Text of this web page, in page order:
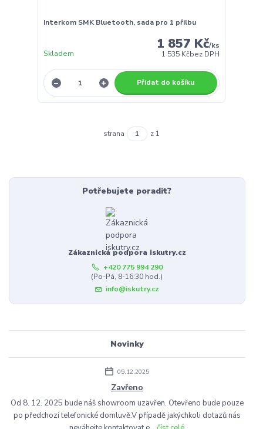
Interkom SMK Bluetooth, sada pro 1 přilbu
1 857 Kč/ks
1 535 Kčbez DPH
Skladem
Přidat do košíku
strana z 1
Potřebujete poradit?
Zákaznická podpora iskutry.cz
+420 775 994 290
(Po-Pá, 8-16:30 hod.)
info@iskutry.cz
Novinky
05.12.2025
Zavřeno
Od 8. 12. 2025 bude náš showroom uzavřen. Otevřeno bude pouze
po předchozí telefonické domluvě.V případě jakýchkoli dotazů nás